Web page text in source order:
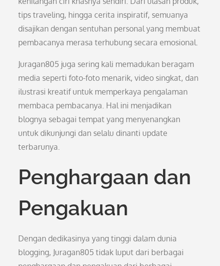
tips traveling, hingga cerita inspiratif, semuanya
disajikan dengan sentuhan personal yang membuat
pembacanya merasa terhubung secara emosional.
Juragan805 juga sering kali memadukan beragam
media seperti foto-foto menarik, video singkat, dan
ilustrasi kreatif untuk memperkaya pengalaman
membaca pembacanya. Hal ini menjadikan
blognya sebagai tempat yang menyenangkan
untuk dikunjungi dan selalu dinanti update
terbarunya.
Penghargaan dan
Pengakuan
Dengan dedikasinya yang tinggi dalam dunia
blogging, Juragan805 tidak luput dari berbagai